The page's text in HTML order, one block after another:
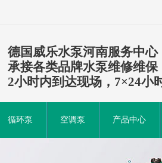
德国威乐水泵河南服务中心
承接各类品牌水泵维修维保
2小时内到达现场，7×24小
循环泵 空调泵 产品中心